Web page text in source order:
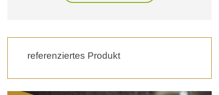
referenziertes Produkt